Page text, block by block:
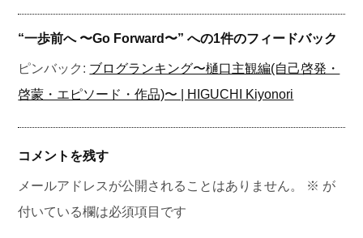
“一歩前へ 〜Go Forward〜” への1件のフィードバック
ピンバック: ブログランキング〜樋口主観編(自己啓発・
啓蒙・エピソード・作品)〜 | HIGUCHI Kiyonori
コメントを残す
メールアドレスが公開されることはありません。 ※ が
付いている欄は必須項目です